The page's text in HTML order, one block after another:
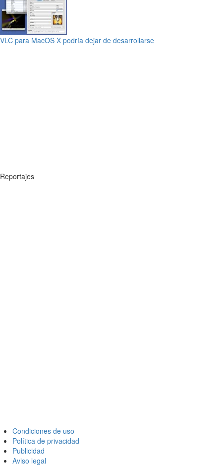
VLC para MacOS X podría dejar de desarrollarse
Reportajes
Condiciones de uso
Política de privacidad
Publicidad
Aviso legal